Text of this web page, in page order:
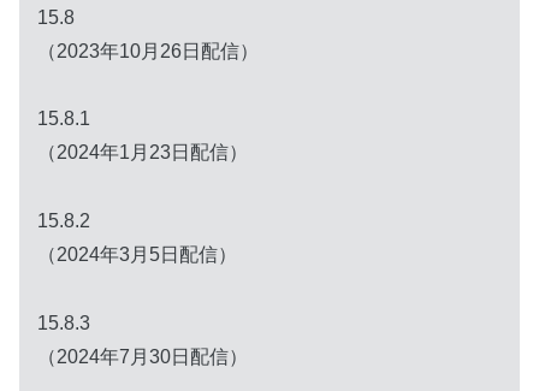
15.8
（2023年10月26日配信）
15.8.1
（2024年1月23日配信）
15.8.2
（2024年3月5日配信）
15.8.3
（2024年7月30日配信）